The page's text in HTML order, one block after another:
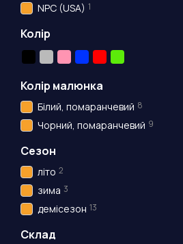
NPC (USA) 1
Колір
Колір малюнка
Білий, помаранчевий 8
Чорний, помаранчевий 9
Сезон
літо 2
зима 3
демісезон 13
Склад